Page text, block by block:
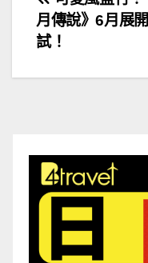
章
導
月傳說》6月展
試！